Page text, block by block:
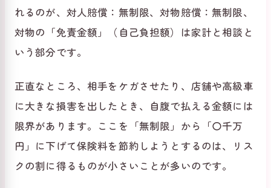
れるのが、対人賠償：無制限、対物賠償：無制限、
対物の「免責金額」（自己負担額）は家計と相談と
いう部分です。
正直なところ、相手をケガさせたり、店舗や高級車
に大きな損害を出したとき、自腹で払える金額には
限界があります。ここを「無制限」から「〇千万
円」に下げて保険料を節約しようとするのは、リス
クの割に得るものが小さいことが多いのです。